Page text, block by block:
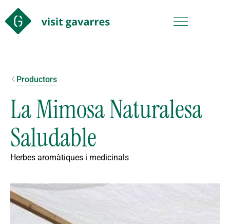
Productors
La Mimosa Naturalesa
Saludable
Herbes aromàtiques i medicinals